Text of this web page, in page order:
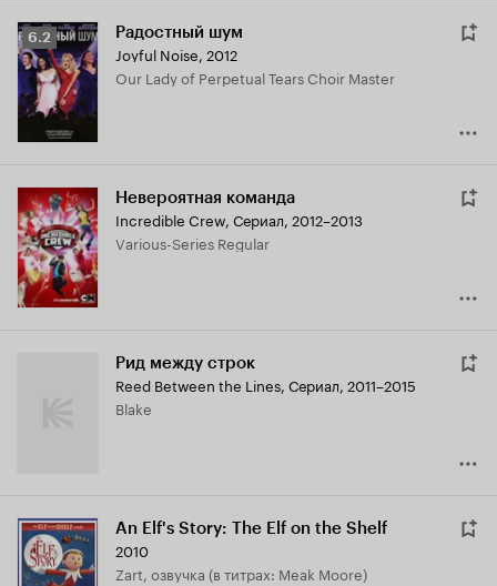
Рейтинг
Кинопоиска
6.2
6.2 Радостный шум
Joyful Noise, 2012
Our Lady of Perpetual Tears Choir Master
Невероятная команда
Incredible Crew, Сериал, 2012–2013
Various-Series Regular
Рид между строк
Reed Between the Lines, Сериал, 2011–2015
Blake
An Elf's Story: The Elf on the Shelf
2010
Zart, озвучка (в титрах: Meak Moore)